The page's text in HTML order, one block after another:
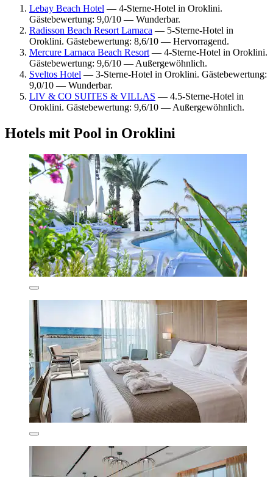
Lebay Beach Hotel — 4-Sterne-Hotel in Oroklini.
Gästebewertung: 9,0/10 — Wunderbar.
Radisson Beach Resort Larnaca — 5-Sterne-Hotel in
Oroklini. Gästebewertung: 8,6/10 — Hervorragend.
Mercure Larnaca Beach Resort — 4-Sterne-Hotel in Oroklini.
Gästebewertung: 9,6/10 — Außergewöhnlich.
Sveltos Hotel — 3-Sterne-Hotel in Oroklini. Gästebewertung:
9,0/10 — Wunderbar.
LIV & CO SUITES & VILLAS — 4.5-Sterne-Hotel in
Oroklini. Gästebewertung: 9,6/10 — Außergewöhnlich.
Hotels mit Pool in Oroklini